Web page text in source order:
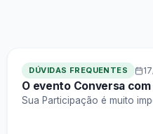
DÚVIDAS FREQUENTES
O evento Conversa com
Sua Participação é muito